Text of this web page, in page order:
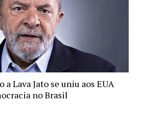
Lava Jato se uniu aos EUA
no Brasil